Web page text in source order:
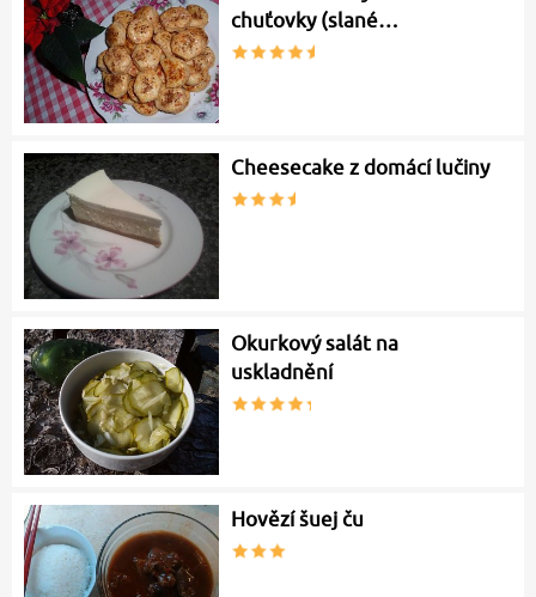
chuťovky (slané…
Cheesecake z domácí lučiny
Okurkový salát na
uskladnění
Hovězí šuej ču